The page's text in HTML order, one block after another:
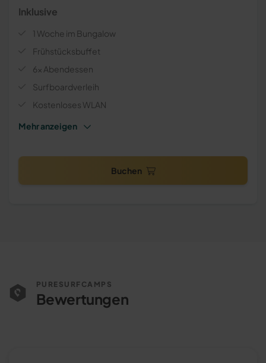
Inklusive
1 Woche im Bungalow
Frühstücksbuffet
6x Abendessen
Surfboardverleih
Kostenloses WLAN
Buchen
PURESURFCAMPS
Bewertungen